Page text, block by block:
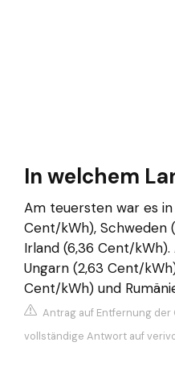
In welchem
Am teuersten war es in
Cent/kWh), Schweden
Irland (6,36 Cent/
Ungarn (2,63 Cent/
Cent/kWh) und
Antrag auf Entfernung der
vollständige Antwort auf